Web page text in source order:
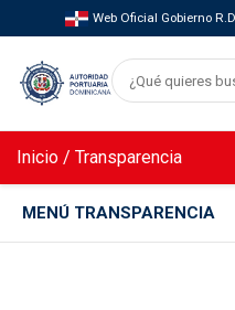
Web Oficial Gobierno
Inicio / Transparencia
MENÚ TRANSPARENCIA